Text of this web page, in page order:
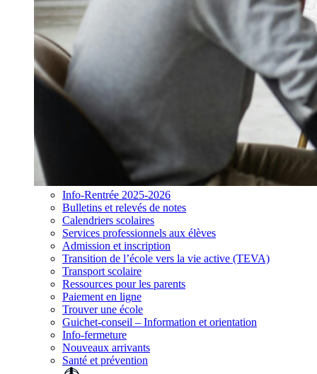
Info-Rentrée 2025-2026
Bulletins et relevés de notes
Calendriers scolaires
Services professionnels aux élèves
Admission et inscription
Transition de l’école vers la vie active (TEVA)
Transport scolaire
Ressources pour les parents
Paiement en ligne
Trouver une école
Guichet-conseil – Information et orientation
Info-fermeture
Nouveaux arrivants
Santé et prévention